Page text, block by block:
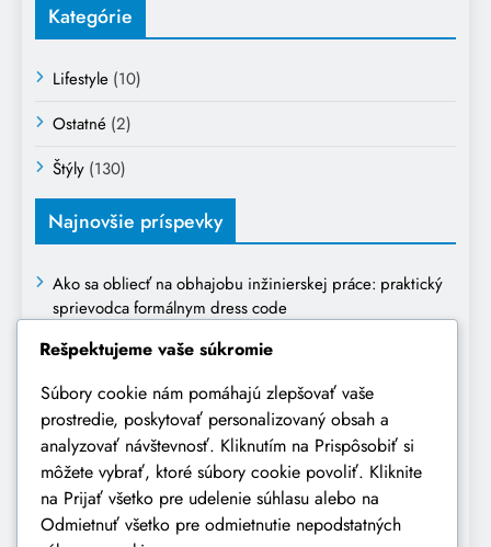
Kategórie
Lifestyle (10)
Ostatné (2)
Štýly (130)
Najnovšie príspevky
Ako sa obliecť na obhajobu inžinierskej práce: praktický
sprievodca formálnym dress code
Čo obuť do klubu: Kompletný sprievodca výberom
Ako sa obliecť na prvé narodeniny dieťaťa: kompletný
sprievodca výberom oblečenia
Oblečenie na pohreb: Kompletný sprievodca vhodným a
úctivým oblečením
Rešpektujeme vaše súkromie
Súbory cookie nám pomáhajú zlepšovať vaše
prostredie, poskytovať personalizovaný obsah a
analyzovať návštevnosť. Kliknutím na Prispôsobiť si
môžete vybrať, ktoré súbory cookie povoliť. Kliknite
na Prijať všetko pre udelenie súhlasu alebo na
Odmietnuť všetko pre odmietnutie nepodstatných